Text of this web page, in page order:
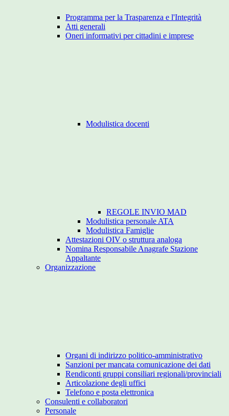
Programma per la Trasparenza e l'Integrità
Atti generali
Oneri informativi per cittadini e imprese
Modulistica docenti
REGOLE INVIO MAD
Modulistica personale ATA
Modulistica Famiglie
Attestazioni OIV o struttura analoga
Nomina Responsabile Anagrafe Stazione
Appaltante
Organizzazione
Organi di indirizzo politico-amministrativo
Sanzioni per mancata comunicazione dei dati
Rendiconti gruppi consiliari regionali/provinciali
Articolazione degli uffici
Telefono e posta elettronica
Consulenti e collaboratori
Personale